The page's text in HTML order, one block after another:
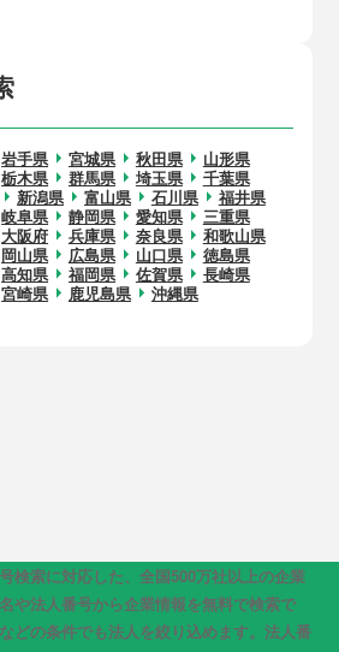
岩手県 宮城県 秋田県
山形県
栃木県 群馬県 埼玉県
千葉県
新潟県 富山県 石川県
福井県
岐阜県 静岡県 愛知県
三重県
大阪府 兵庫県 奈良県
和歌山県
岡山県 広島県 山口県
徳島県
高知県 福岡県 佐賀県
長崎県
宮崎県 鹿児島県 沖縄県
検索に対応した、全国500万社以上の企業
や法人番号から企業情報を無料で検索で
どの条件でも法人を絞り込めます。法人番